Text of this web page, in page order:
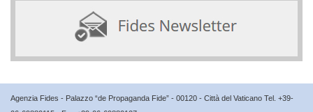
Agenzia Fides - Palazzo “de Propaganda Fide” - 00120 - Città del Vaticano Tel. +39-